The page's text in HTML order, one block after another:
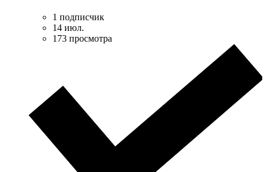
1 подписчик
14 июл.
173 просмотра